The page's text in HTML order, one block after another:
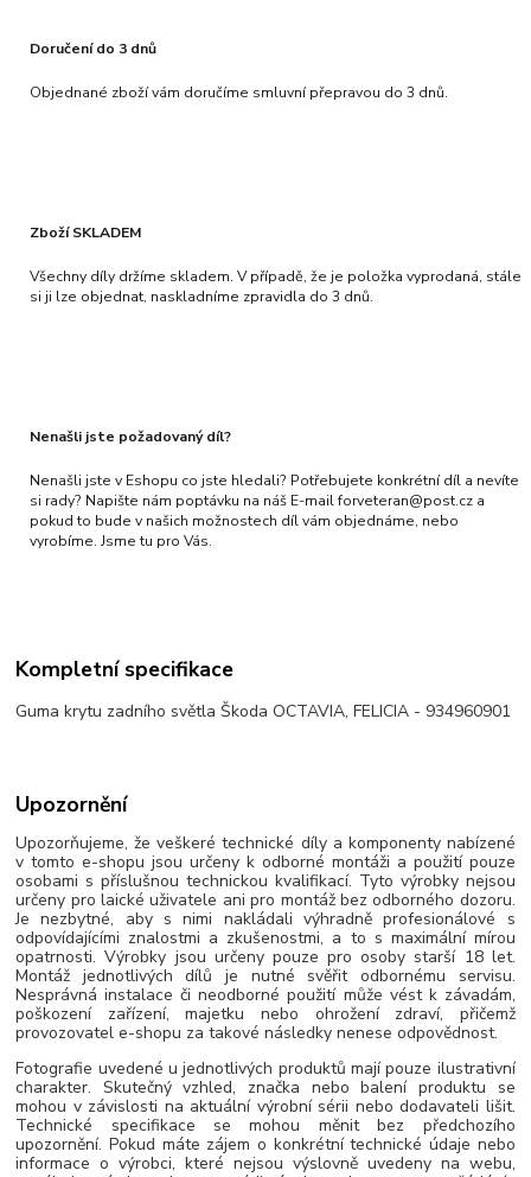
Doručení do 3 dnů
Objednané zboží vám doručíme smluvní přepravou do 3 dnů.
Zboží SKLADEM
Všechny díly držíme skladem. V případě, že je položka vyprodaná, stále
si ji lze objednat, naskladníme zpravidla do 3 dnů.
Nenašli jste požadovaný díl?
Nenašli jste v Eshopu co jste hledali? Potřebujete konkrétní díl a nevíte
si rady? Napište nám poptávku na náš E-mail forveteran@post.cz a
pokud to bude v našich možnostech díl vám objednáme, nebo
vyrobíme. Jsme tu pro Vás.
Kompletní specifikace
Guma krytu zadního světla Škoda OCTAVIA, FELICIA - 934960901
Upozornění
Upozorňujeme, že veškeré technické díly a komponenty nabízené
v tomto e-shopu jsou určeny k odborné montáži a použití pouze
osobami s příslušnou technickou kvalifikací. Tyto výrobky nejsou
určeny pro laické uživatele ani pro montáž bez odborného dozoru.
Je nezbytné, aby s nimi nakládali výhradně profesionálové s
odpovídajícími znalostmi a zkušenostmi, a to s maximální mírou
opatrnosti. Výrobky jsou určeny pouze pro osoby starší 18 let.
Montáž jednotlivých dílů je nutné svěřit odbornému servisu.
Nesprávná instalace či neodborné použití může vést k závadám,
poškození zařízení, majetku nebo ohrožení zdraví, přičemž
provozovatel e-shopu za takové následky nenese odpovědnost.
Fotografie uvedené u jednotlivých produktů mají pouze ilustrativní
charakter. Skutečný vzhled, značka nebo balení produktu se
mohou v závislosti na aktuální výrobní sérii nebo dodavateli lišit.
Technické specifikace se mohou měnit bez předchozího
upozornění. Pokud máte zájem o konkrétní technické údaje nebo
informace o výrobci, které nejsou výslovně uvedeny na webu,